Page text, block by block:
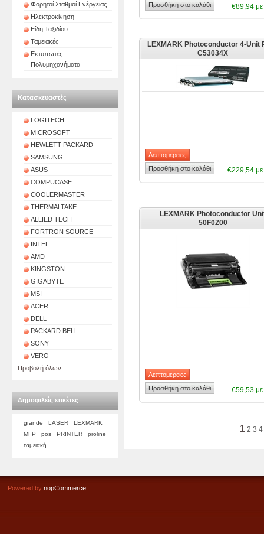
Φορητοί Σταθμοί Ενέργειας
Ηλεκτροκίνηση
Είδη Ταξιδίου
Ταμειακές
Εκτυπωτές.
Πολυμηχανήματα
Κατασκευαστές
LOGITECH
MICROSOFT
HEWLETT PACKARD
SAMSUNG
ASUS
COMPUCASE
COOLERMASTER
THERMALTAKE
ALLIED TECH
FORTRON SOURCE
INTEL
AMD
KINGSTON
GIGABYTE
MSI
ACER
DELL
PACKARD BELL
SONY
VERO
Προβολή όλων
Δημοφιλείς ετικέτες
grande LASER
LEXMARK
MFP
pos PRINTER
proline
ταμειακή
€89,94
LEXMARK Photoconductor 4-Unit
C53034X
€229,54
LEXMARK Photoconductor
50F0Z00
€59,53
1 2 3 4
Powered by nopCommerce